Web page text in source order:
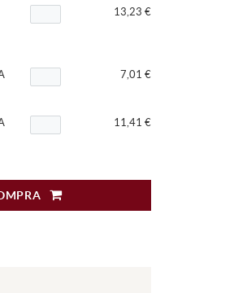
13,23 €
7,01 €
11,41 €